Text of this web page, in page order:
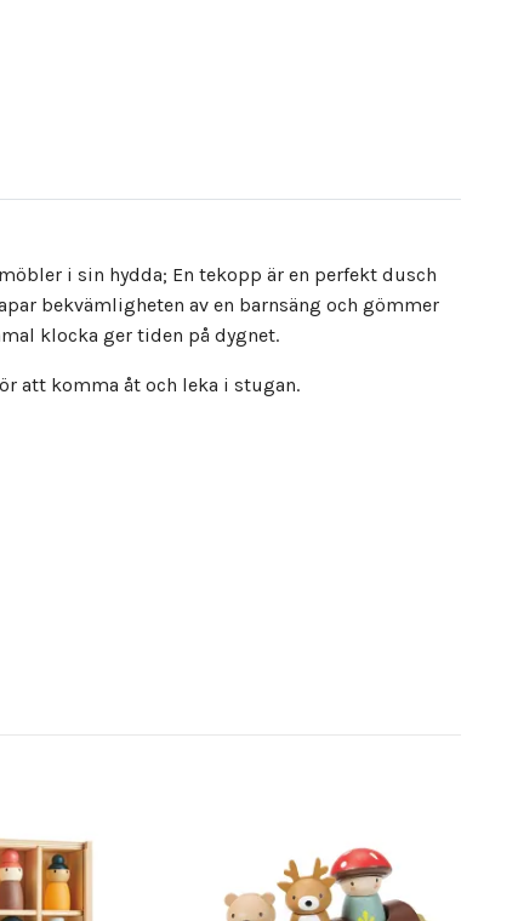
i sin hydda; En tekopp är en perfekt dusch
bekvämligheten av en barnsäng och gömmer
klocka ger tiden på dygnet.
att komma åt och leka i stugan.